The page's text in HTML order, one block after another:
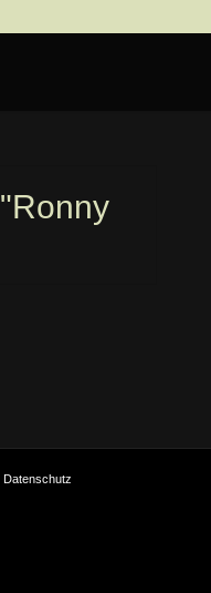
Datenschutz